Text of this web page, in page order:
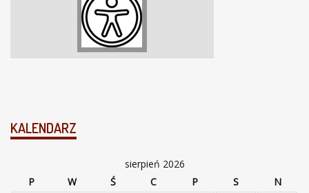
KALENDARZ
sierpień 2026
P
W Ś C P S
N